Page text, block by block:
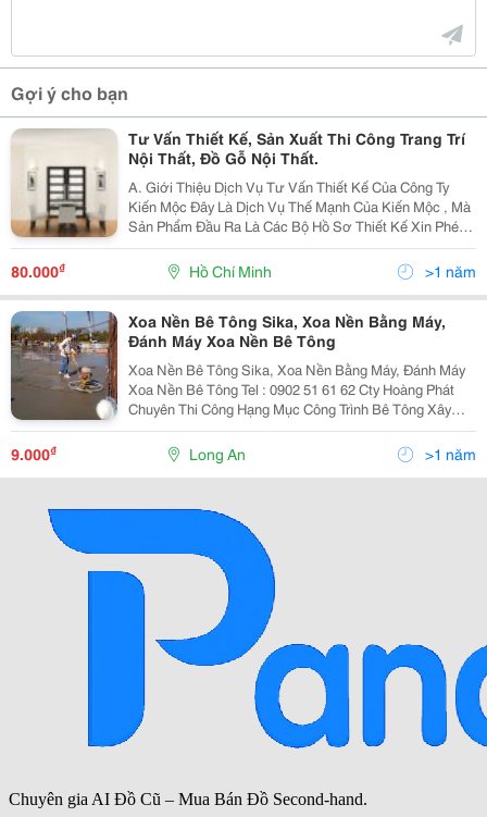
Gợi ý cho bạn
Tư Vấn Thiết Kế, Sản Xuất Thi Công Trang Trí
Nội Thất, Đồ Gỗ Nội Thất.
A. Giới Thiệu Dịch Vụ Tư Vấn Thiết Kế Của Công Ty
Kiến Mộc Đây Là Dịch Vụ Thế Mạnh Của Kiến Mộc , Mà
Sản Phẩm Đầu Ra Là Các Bộ Hồ Sơ Thiết Kế Xin Phép
Xây Dựng, Hồ Sơ Kỹ Thuật Thi Công, Những Thành
Phần Không Thể Thiếu Để Xây Dựng Công Trình
80.000₫ Hồ Chí Minh >1 năm
Xoa Nền Bê Tông Sika, Xoa Nền Bằng Máy,
Đánh Máy Xoa Nền Bê Tông
Xoa Nền Bê Tông Sika, Xoa Nền Bằng Máy, Đánh Máy
Xoa Nền Bê Tông Tel : 0902 51 61 62 Cty Hoàng Phát
Chuyên Thi Công Hạng Mục Công Trình Bê Tông Xây
Dựng Bằng Máy Đánh Công Nghiệp Hiện Đại. Với Sự
Phát Triển Của Ngành Xây Dựng Công Ty Hoàng Phát
9.000₫ Long An >1 năm